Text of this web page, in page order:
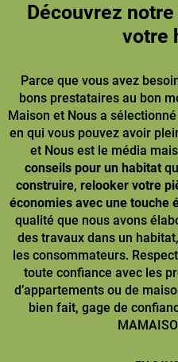
Découvrez
votre
Parce que vous avez
bons prestataires au bon
Maison et Nous a
en qui vous pouvez avoir
et Nous est le média
conseils pour un habitat
construire, relooker votre
économies avec une touche
qualité que nous avons
des travaux dans un
les consommateurs.
toute confiance avec les
d’appartements ou de
bien fait, gage de